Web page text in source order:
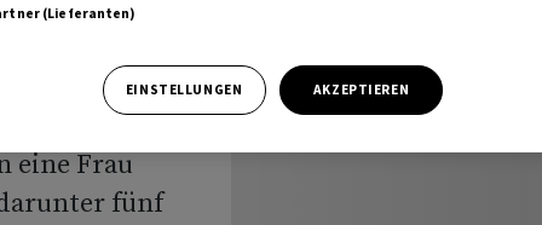
Bus einer
Region
eine Frau
fünf
(Lieferanten)
EINSTELLUNGEN AKZEPTIEREN